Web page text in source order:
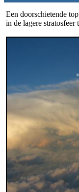
Een doorschietende
in de lagere